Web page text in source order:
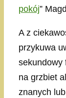
pokój”
A z
przykuwa
sekundowy
na grzbiet
znanych